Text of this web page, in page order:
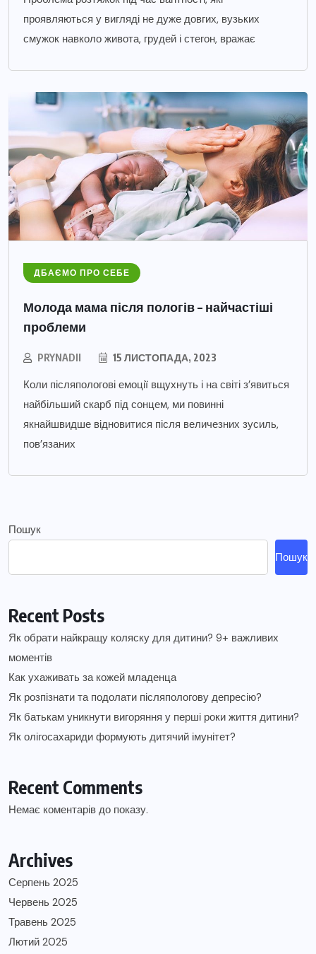
проявляються у вигляді не дуже довгих, вузьких
смужок навколо живота, грудей і стегон, вражає
ДБАЄМО ПРО СЕБЕ
Молода мама після пологів – найчастіші
проблеми
PRYNADII 15 ЛИСТОПАДА, 2023
Коли післяпологові емоції вщухнуть і на світі з’явиться
найбільший скарб під сонцем, ми повинні
якнайшвидше відновитися після величезних зусиль,
пов’язаних
Пошук
Пошук
Recent Posts
Як обрати найкращу коляску для дитини? 9+ важливих
моментів
Как ухаживать за кожей младенца
Як розпізнати та подолати післяпологову депресію?
Як батькам уникнути вигоряння у перші роки життя дитини?
Як олігосахариди формують дитячий імунітет?
Recent Comments
Немає коментарів до показу.
Archives
Серпень 2025
Червень 2025
Травень 2025
Лютий 2025